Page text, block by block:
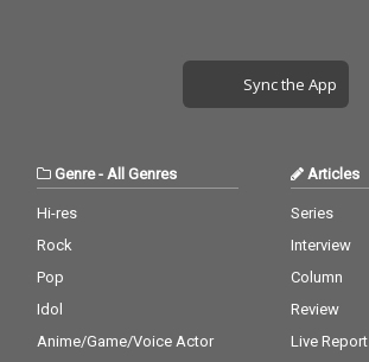
Sync the App
Genre- All Genres
Hi-res
Rock
Pop
Idol
Anime/Game/Voice Actor
Articles
Series
Interview
Column
Review
Live Report